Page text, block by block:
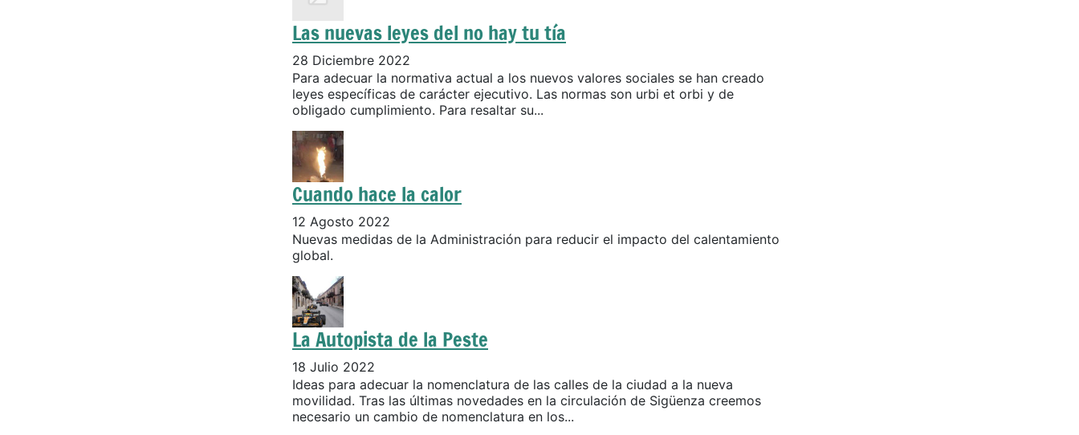
Las nuevas leyes del no hay tu tía
28 Diciembre 2022
Para adecuar la normativa actual a los nuevos valores sociales se han creado
leyes específicas de carácter ejecutivo. Las normas son urbi et orbi y de
obligado cumplimiento. Para resaltar su...
Cuando hace la calor
12 Agosto 2022
Nuevas medidas de la Administración para reducir el impacto del calentamiento
global.
La Autopista de la Peste
18 Julio 2022
Ideas para adecuar la nomenclatura de las calles de la ciudad a la nueva
movilidad. Tras las últimas novedades en la circulación de Sigüenza creemos
necesario un cambio de nomenclatura en los...